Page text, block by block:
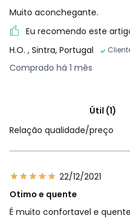
Muito aconchegante.
Eu recomendo este
H.O. , Sintra, Portugal
Comprado há 1 mês
Útil (1)
Relação qualidade/preço
22/12/2021
Otimo e quente
É muito confortavel e